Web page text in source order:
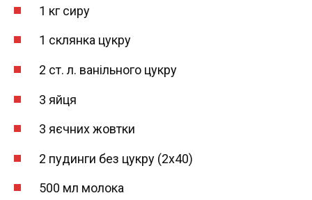
1 кг сиру
1 склянка цукру
2 ст. л. ванільного цукру
3 яйця
3 яєчних жовтки
2 пудинги без цукру (2х40)
500 мл молока